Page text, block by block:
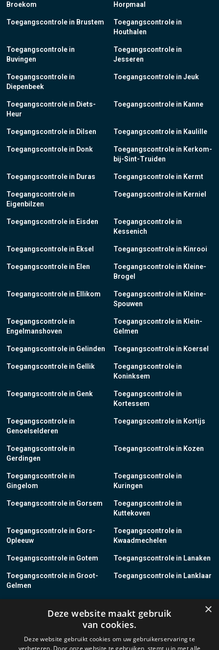
Broekom
Toegangscontrole in Brustem
Toegangscontrole in
Buvingen
Toegangscontrole in
Diepenbeek
Toegangscontrole in Diets-
Heur
Toegangscontrole in Dilsen
Toegangscontrole in Donk
Toegangscontrole in Duras
Toegangscontrole in
Eigenbilzen
Toegangscontrole in Eisden
Toegangscontrole in Eksel
Toegangscontrole in Elen
Toegangscontrole in Ellikom
Toegangscontrole in
Engelmanshoven
Toegangscontrole in Gelinden
Toegangscontrole in Gellik
Toegangscontrole in Genk
Toegangscontrole in
Genoelselderen
Toegangscontrole in
Gerdingen
Toegangscontrole in
Gingelom
Toegangscontrole in Gorsem
Toegangscontrole in Gors-
Opleeuw
Toegangscontrole in Gotem
Toegangscontrole in Groot-
Gelmen
Toegangscontrole in Grote-
Brogel
Horpmaal
Toegangscontrole in
Houthalen
Toegangscontrole in
Jesseren
Toegangscontrole in Jeuk
Toegangscontrole in Kanne
Toegangscontrole in Kaulille
Toegangscontrole in Kerkom-
bij-Sint-Truiden
Toegangscontrole in Kermt
Toegangscontrole in Kerniel
Toegangscontrole in
Kessenich
Toegangscontrole in Kinrooi
Toegangscontrole in Kleine-
Brogel
Toegangscontrole in Kleine-
Spouwen
Toegangscontrole in Klein-
Gelmen
Toegangscontrole in Koersel
Toegangscontrole in
Koninksem
Toegangscontrole in
Kortessem
Toegangscontrole in Kortijs
Toegangscontrole in Kozen
Toegangscontrole in
Kuringen
Toegangscontrole in
Kuttekoven
Toegangscontrole in
Kwaadmechelen
Toegangscontrole in Lanaken
Toegangscontrole in Lanklaar
Toegangscontrole in
Leopoldsburg
×
Deze website maakt gebruik
van cookies.
Deze website gebruikt cookies om uw gebruikerservaring te
verbeteren. Door onze website te gebruiken, stemt u in met alle